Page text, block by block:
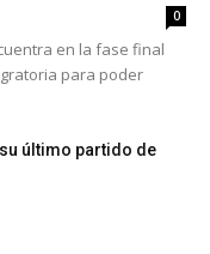
0
en la fase final
para poder
su último partido de